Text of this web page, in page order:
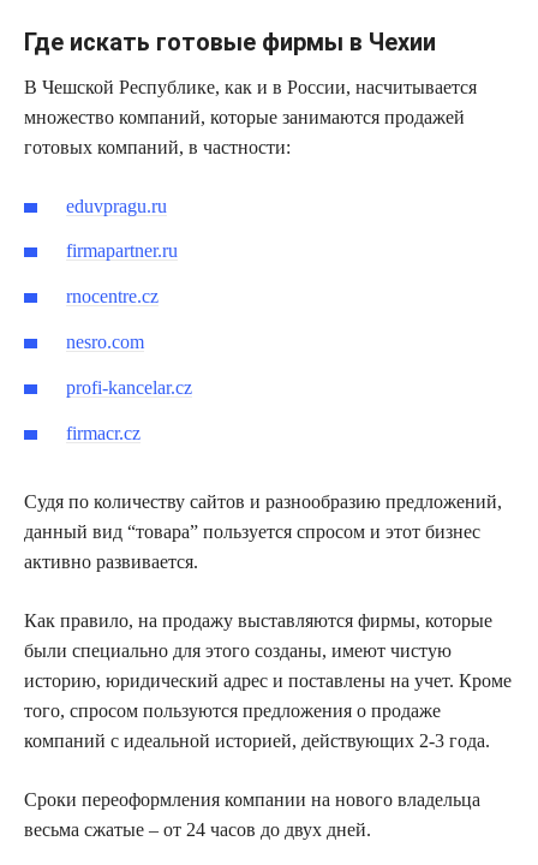
Где искать готовые фирмы в Чехии
В Чешской Республике, как и в России, насчитывается
множество компаний, которые занимаются продажей
готовых компаний, в частности:
eduvpragu.ru
firmapartner.ru
rnocentre.cz
nesro.com
profi-kancelar.cz
firmacr.cz
Судя по количеству сайтов и разнообразию предложений,
данный вид “товара” пользуется спросом и этот бизнес
активно развивается.
Как правило, на продажу выставляются фирмы, которые
были специально для этого созданы, имеют чистую
историю, юридический адрес и поставлены на учет. Кроме
того, спросом пользуются предложения о продаже
компаний с идеальной историей, действующих 2-3 года.
Сроки переоформления компании на нового владельца
весьма сжатые – от 24 часов до двух дней.